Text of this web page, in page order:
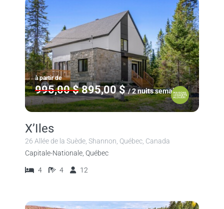
à partir de
995,00 $ 895,00 $ / 2 nuits semaine
X’Iles
26 Allée de la Suède, Shannon, Québec, Canada
Capitale-Nationale, Québec
4 4 12